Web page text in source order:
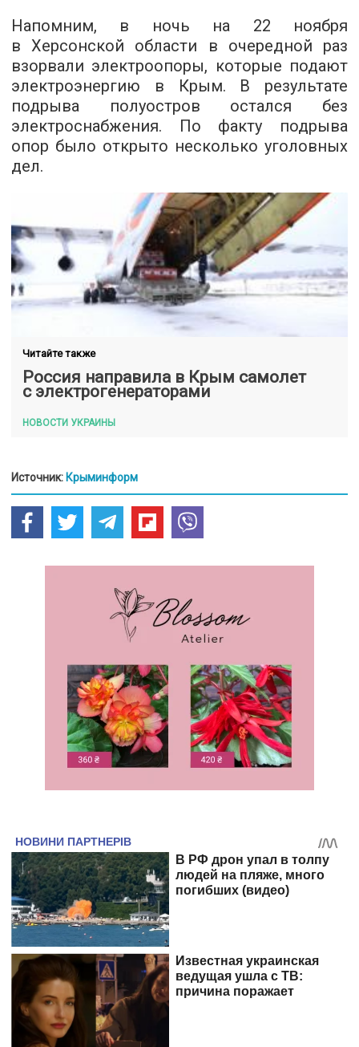
Напомним, в ночь на 22 ноября
в Херсонской области в очередной раз
взорвали электроопоры, которые подают
электроэнергию в Крым. В результате
подрыва полуостров остался без
электроснабжения. По факту подрыва
опор было открыто несколько уголовных
дел.
Читайте также
Россия направила в Крым самолет
с электрогенераторами
НОВОСТИ УКРАИНЫ
Источник: Крыминформ